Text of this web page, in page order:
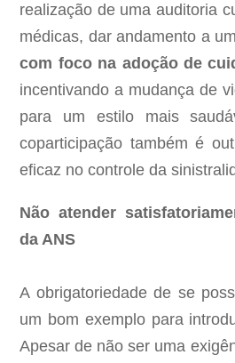
realização de uma auditoria
médicas, dar andamento a
com foco na adoção de
incentivando a mudança de
para um estilo mais
coparticipação também é
eficaz no controle da
Não atender
da ANS
A obrigatoriedade de se
um bom exemplo para
Apesar de não ser uma